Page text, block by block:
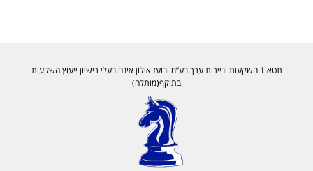
תטא 1 השקעות וניירות ערך בע”מ ובועז אילון אינם בעלי רישיון ייעוץ השקעות
בתוקף(מותלה)